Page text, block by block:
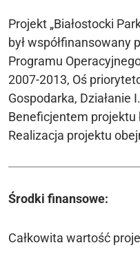
Projekt „Białostocki
był współfinansowany
Programu
2007-2013, Oś
Gospodarka, Działanie
Beneficjentem projektu
Realizacja projektu
Środki finansowe:
Całkowita wartość